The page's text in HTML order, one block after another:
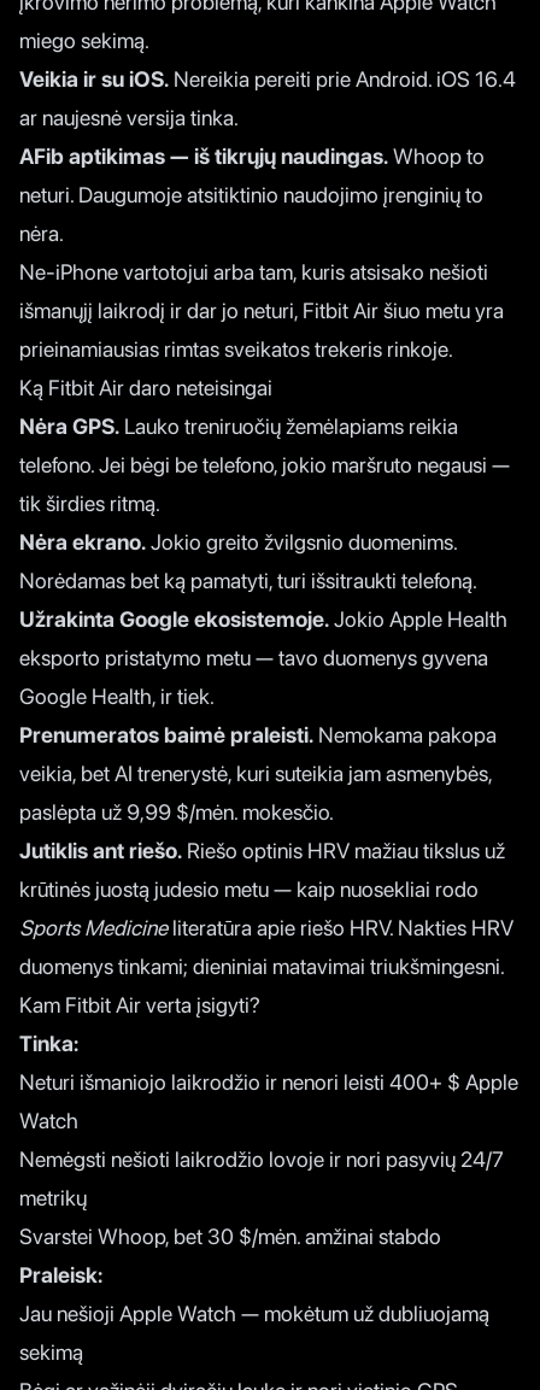
miego sekimą.
Veikia ir su iOS. Nereikia pereiti prie Android. iOS 16.4
ar naujesnė versija tinka.
AFib aptikimas — iš tikrųjų naudingas.Whoop to
neturi. Daugumoje atsitiktinio naudojimo įrenginių to
nėra.
Ne-iPhone vartotojui arba tam, kuris atsisako nešioti
išmanųjį laikrodį ir dar jo neturi, Fitbit Air šiuo metu yra
prieinamiausias rimtas sveikatos trekeris rinkoje.
Ką Fitbit Air daro neteisingai
Nėra GPS. Lauko treniruočių žemėlapiams reikia
telefono. Jei bėgi be telefono, jokio maršruto negausi —
tik širdies ritmą.
Nėra ekrano.Jokio greito žvilgsnio duomenims.
Norėdamas bet ką pamatyti, turi išsitraukti telefoną.
Užrakinta Google ekosistemoje.Jokio Apple Health
eksporto pristatymo metu — tavo duomenys gyvena
Google Health, ir tiek.
Prenumeratos baimė praleisti. Nemokama pakopa
veikia, bet AI trenerystė, kuri suteikia jam asmenybės,
paslėpta už 9,99 $/mėn. mokesčio.
Jutiklis ant riešo. Riešo optinis HRV mažiau tikslus už
krūtinės juostą judesio metu — kaip nuosekliai rodo
Sports Medicineliteratūra apie riešo HRV. Nakties HRV
duomenys tinkami; dieniniai matavimai triukšmingesni.
Kam Fitbit Air verta įsigyti?
Tinka:
Neturi išmaniojo laikrodžio ir nenori leisti 400+ $ Apple
Watch
Nemėgsti nešioti laikrodžio lovoje ir nori pasyvių 24/7
metrikų
Svarstei Whoop, bet 30 $/mėn. amžinai stabdo
Praleisk:
Jau nešioji Apple Watch — mokėtum už dubliuojamą
sekimą